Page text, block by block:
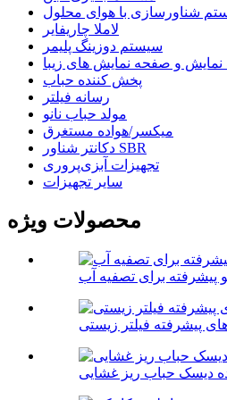
لاملا چاریفایر
سیستم دوزینگ پلیمر
و صفحه نمایش های زیبا
پخش کننده حباب
رسانه فیلتر
مولد حباب نانو
میکسر/هواده مستغرق
دکانتر شناور SBR
تجهیزات آبزی‌پروری
سایر تجهیزات
محصولات ویژه